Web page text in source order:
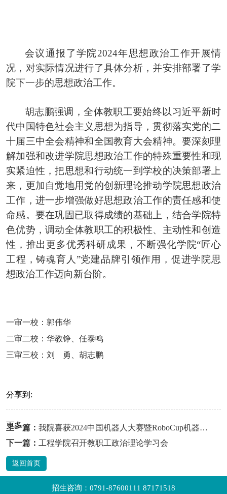
会议通报了学院2024年思想政治工作开展情
况，对实际情况进行了具体分析，并安排部署了学
院下一步的思想政治工作。
胡志鹏强调，全体教职工要始终以习近平新时
代中国特色社会主义思想为指导，贯彻落实党的二
十届三中全会精神和全国教育大会精神。要深刻理
解加强和改进学院思想政治工作的特殊重要性和现
实紧迫性，把思想和行动统一到学校的决策部署上
来，更加自觉地用党的创新理论推动学院思想政治
工作，进一步增强做好思想政治工作的责任感和使
命感。要在巩固已取得成绩的基础上，结合学院特
色优势，调动全体教职工的积极性、主动性和创造
性，推出更多优秀科研成果，不断强化学院“匠心
工程，铸魂育人”党建品牌引领作用，促进学院思
想政治工作迈向新台阶。
一审一校：郭伟华
二审二校：华教铮、任泰鸣
三审三校：刘 勇、胡志鹏
分享到:
更多
上一篇：
我院喜获2024中国机器人大赛暨RoboCup机器人世界杯中国赛一等奖
下一篇： 工程学院召开教职工政治理论学习会
返回首页
招生咨询：0791-87600111 87171518